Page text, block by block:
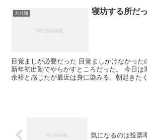
未分類 寝坊する所だ
目覚ましが必要だった 目覚ましかけなかった
新年初出勤でやらかすところだった。 今日は
余裕と感じたが最近は身に染みる。朝起きた
気になるのは投票